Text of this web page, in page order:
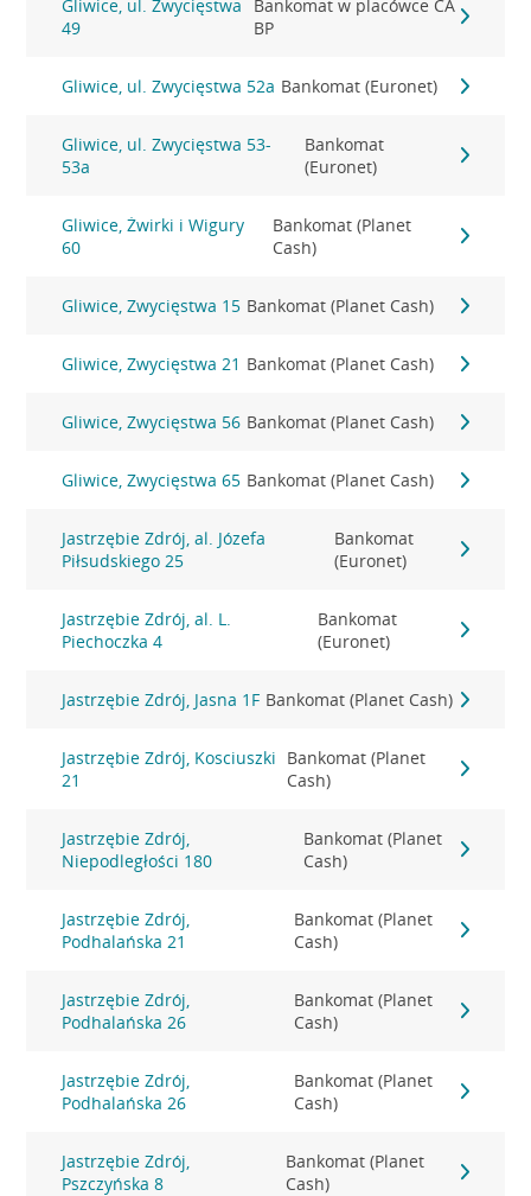
Gliwice, ul. Zwycięstwa
49
Bankomat w placówce CA
BP
Gliwice, ul. Zwycięstwa 52a Bankomat (Euronet)
Gliwice, ul. Zwycięstwa 53-
53a
Bankomat
(Euronet)
Gliwice, Żwirki i Wigury
60
Bankomat (Planet
Cash)
Gliwice, Zwycięstwa 15 Bankomat (Planet Cash)
Gliwice, Zwycięstwa 21 Bankomat (Planet Cash)
Gliwice, Zwycięstwa 56 Bankomat (Planet Cash)
Gliwice, Zwycięstwa 65 Bankomat (Planet Cash)
Jastrzębie Zdrój, al. Józefa
Piłsudskiego 25
Bankomat
(Euronet)
Jastrzębie Zdrój, al. L.
Piechoczka 4
Bankomat
(Euronet)
Jastrzębie Zdrój, Jasna 1F Bankomat (Planet Cash)
Jastrzębie Zdrój, Kosciuszki
21
Bankomat (Planet
Cash)
Jastrzębie Zdrój,
Niepodległości 180
Bankomat (Planet
Cash)
Jastrzębie Zdrój,
Podhalańska 21
Bankomat (Planet
Cash)
Jastrzębie Zdrój,
Podhalańska 26
Bankomat (Planet
Cash)
Jastrzębie Zdrój,
Podhalańska 26
Bankomat (Planet
Cash)
Jastrzębie Zdrój,
Pszczyńska 8
Bankomat (Planet
Cash)